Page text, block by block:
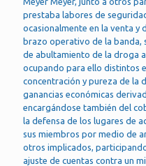
prestaba labores de
ocasionalmente en la venta y
brazo operativo de la banda,
de abultamiento de la droga
ocupando para ello distintos
concentración y pureza de la
ganancias económicas
encargándose también del
la defensa de los lugares de
sus miembros por medio de
otros implicados,
ajuste de cuentas contra un